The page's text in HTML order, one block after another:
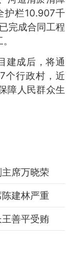
护栏10.907千
完成合同工程
建成后，将通
个行政村，近
障人民群众生
席万晓荣
建林严重
善平受贿